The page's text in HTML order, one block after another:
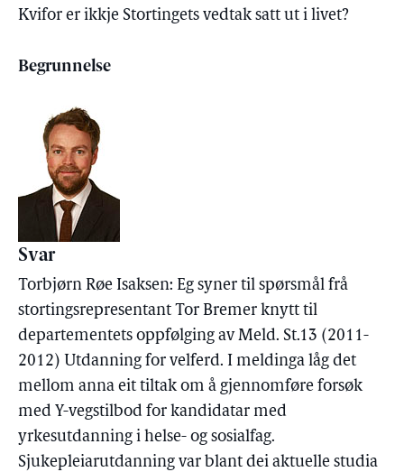
Kvifor er ikkje Stortingets vedtak satt ut i livet?
Begrunnelse
Svar
Torbjørn Røe Isaksen: Eg syner til spørsmål frå
stortingsrepresentant Tor Bremer knytt til
departementets oppfølging av Meld. St.13 (2011-
2012) Utdanning for velferd. I meldinga låg det
mellom anna eit tiltak om å gjennomføre forsøk
med Y-vegstilbod for kandidatar med
yrkesutdanning i helse- og sosialfag.
Sjukepleiarutdanning var blant dei aktuelle studia